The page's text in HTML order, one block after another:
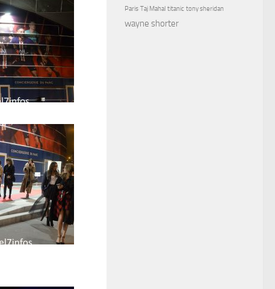
Paris Taj Mahal titanic tony sheridan
wayne shorter